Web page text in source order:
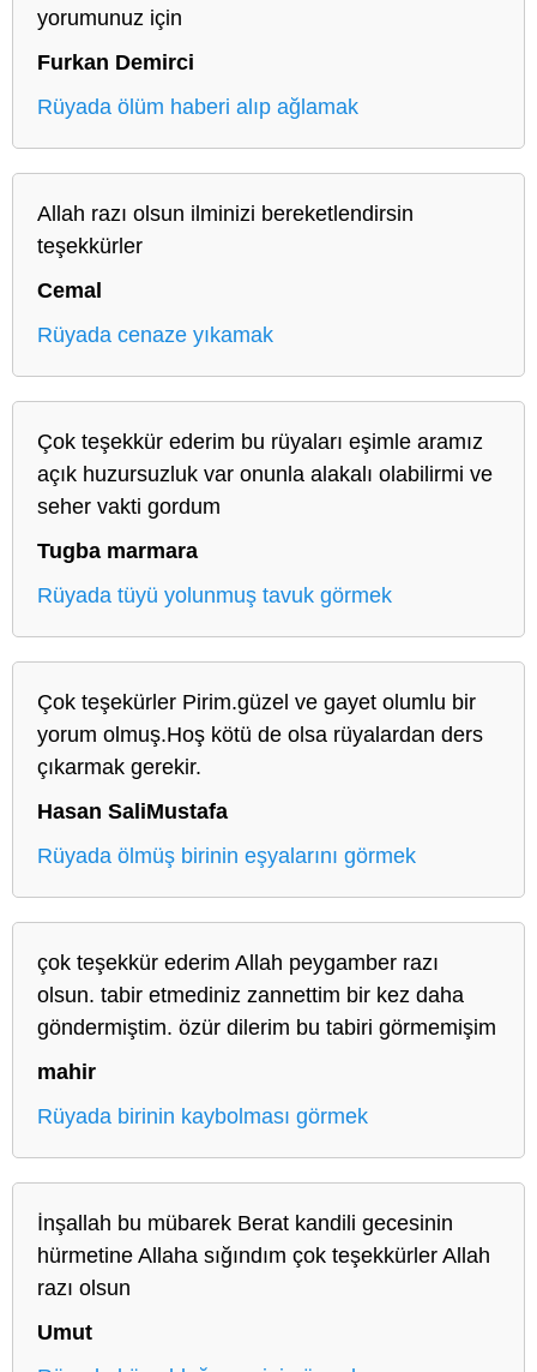
yorumunuz için
Furkan Demirci
Rüyada ölüm haberi alıp ağlamak
Allah razı olsun ilminizi bereketlendirsin
teşekkürler
Cemal
Rüyada cenaze yıkamak
Çok teşekkür ederim bu rüyaları eşimle aramız
açık huzursuzluk var onunla alakalı olabilirmi ve
seher vakti gordum
Tugba marmara
Rüyada tüyü yolunmuş tavuk görmek
Çok teşekürler Pirim.güzel ve gayet olumlu bir
yorum olmuş.Hoş kötü de olsa rüyalardan ders
çıkarmak gerekir.
Hasan SaliMustafa
Rüyada ölmüş birinin eşyalarını görmek
çok teşekkür ederim Allah peygamber razı
olsun. tabir etmediniz zannettim bir kez daha
göndermiştim. özür dilerim bu tabiri görmemişim
mahir
Rüyada birinin kaybolması görmek
İnşallah bu mübarek Berat kandili gecesinin
hürmetine Allaha sığındım çok teşekkürler Allah
razı olsun
Umut